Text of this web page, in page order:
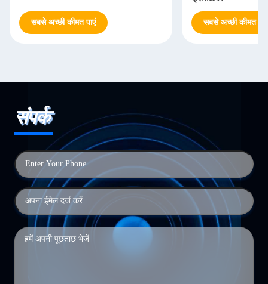
सबसे अच्छी कीमत पाएं सबसे अच्छी कीमत पाएं
संपर्क